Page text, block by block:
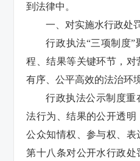
到法律中。
一、对实施水行政处
行政执法“三项制度
程、结果等关键环节，
有序、公平高效的法治环
行政执法公示制度重
法行为、结果的公开透
公众知情权、参与权、表
第十八条对公开水行政